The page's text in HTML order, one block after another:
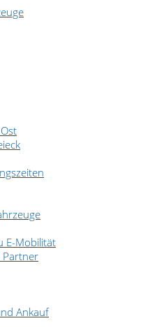
E-Mobilität
Partner
Ankauf